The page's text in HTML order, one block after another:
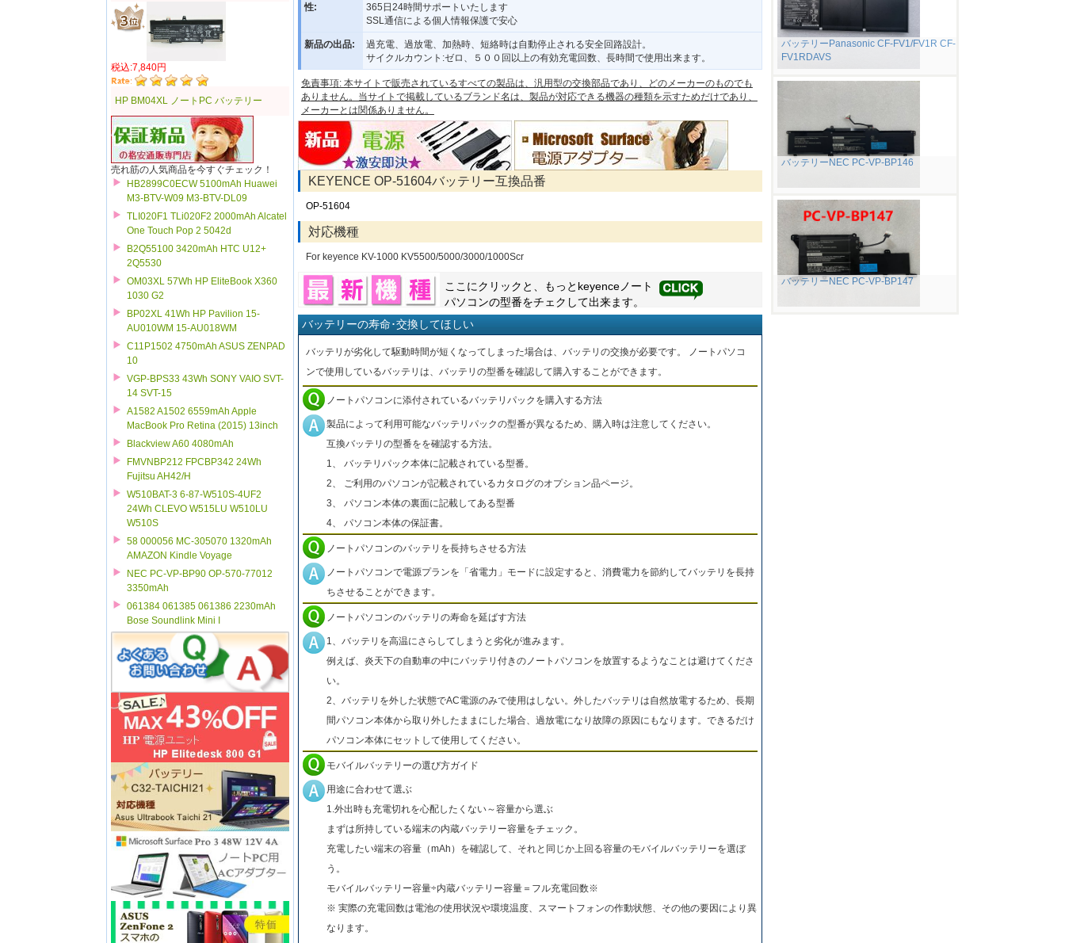
税込:7,840円
HP BM04XL ノートPC バッテリー
売れ筋の人気商品を今すぐチェック！
HB2899C0ECW 5100mAh Huawei
M3-BTV-W09 M3-BTV-DL09
TLI020F1 TLi020F2 2000mAh Alcatel
One Touch Pop 2 5042d
B2Q55100 3420mAh HTC U12+
2Q5530
OM03XL 57Wh HP EliteBook X360
1030 G2
BP02XL 41Wh HP Pavilion 15-
AU010WM 15-AU018WM
C11P1502 4750mAh ASUS ZENPAD
10
VGP-BPS33 43Wh SONY VAIO SVT-
14 SVT-15
A1582 A1502 6559mAh Apple
MacBook Pro Retina (2015) 13inch
Blackview A60 4080mAh
FMVNBP212 FPCBP342 24Wh
Fujitsu AH42/H
W510BAT-3 6-87-W510S-4UF2
24Wh CLEVO W515LU W510LU
W510S
58 000056 MC-305070 1320mAh
AMAZON Kindle Voyage
NEC PC-VP-BP90 OP-570-77012
3350mAh
061384 061385 061386 2230mAh
Bose Soundlink Mini I
性:
365日24時間サポートいたします
SSL通信による個人情報保護で安心
新品の出品:
過充電、過放電、加熱時、短絡時は自動停止される安全回路設計。
サイクルカウント:ゼロ、５００回以上の有効充電回数、長時間で使用出来ます。
免責事項: 本サイトで販売されているすべての製品は、汎用型の交換部品であり、どのメーカーのものでも
ありません。当サイトで掲載しているブランド名は、製品が対応できる機器の種類を示すためだけであり、
メーカーとは関係ありません。
KEYENCE OP-51604バッテリー互換品番
OP-51604
対応機種
For keyence KV-1000 KV5500/5000/3000/1000Scr
ここにクリックと、もっと keyenceノート
パソコンの型番をチェクして出来ます。
バッテリーの寿命･交換してほしい
バッテリが劣化して駆動時間が短くなってしまった場合は、バッテリの交換が必要です。 ノートパソコ
ンで使用しているバッテリは、バッテリの型番を確認して購入することができます。
ノートパソコンに添付されているバッテリパックを購入する方法
製品によって利用可能なバッテリパックの型番が異なるため、購入時は注意してください。
互換バッテリの型番をを確認する方法。
1、 バッテリパック本体に記載されている型番。
2、 ご利用のパソコンが記載されているカタログのオプション品ページ。
3、 パソコン本体の裏面に記載してある型番
4、 パソコン本体の保証書。
ノートパソコンのバッテリを長持ちさせる方法
ノートパソコンで電源プランを「省電力」モードに設定すると、消費電力を節約してバッテリを長持
ちさせることができます。
ノートパソコンのバッテリの寿命を延ばす方法
1、バッテリを高温にさらしてしまうと劣化が進みます。
例えば、炎天下の自動車の中にバッテリ付きのノートパソコンを放置するようなことは避けてくださ
い。
2、バッテリを外した状態でAC電源のみで使用はしない。外したバッテリは自然放電するため、長期
間パソコン本体から取り外したままにした場合、過放電になり故障の原因にもなります。できるだけ
パソコン本体にセットして使用してください。
モバイルバッテリーの選び方ガイド
用途に合わせて選ぶ
1.外出時も充電切れを心配したくない～容量から選ぶ
まずは所持している端末の内蔵バッテリー容量をチェック。
充電したい端末の容量（mAh）を確認して、それと同じか上回る容量のモバイルバッテリーを選ぼ
う。
モバイルバッテリー容量÷内蔵バッテリー容量＝フル充電回数※
※ 実際の充電回数は電池の使用状況や環境温度、スマートフォンの作動状態、その他の要因により異
なります。
バッテリーPanasonic CF-FV1/FV1R CF-
FV1RDAVS
バッテリーNEC PC-VP-BP146
バッテリーNEC PC-VP-BP147